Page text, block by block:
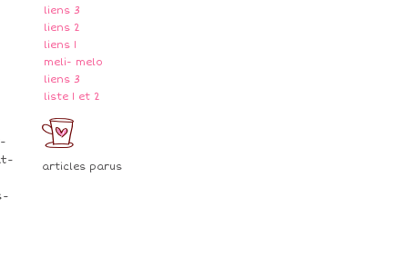
liens 3
liens 2
liens 1
meli- melo
liens 3
liste 1 et 2
articles parus